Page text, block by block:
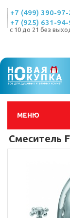
+7 (499) 390-97-
+7 (925) 631-94-
с 10 до 21 без
МЕНЮ
Смеситель